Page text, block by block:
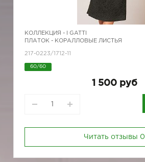
КОЛЛЕКЦИЯ -
I GATTI
ПЛАТОК - КОРАЛЛОВЫЕ ЛИСТЬЯ
217-0223/1712-11
60/60
1 500 руб
Читать отзывы 0